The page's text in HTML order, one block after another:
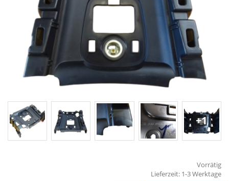
+1
Vorrätig
Lieferzeit: 1-3 Werktage